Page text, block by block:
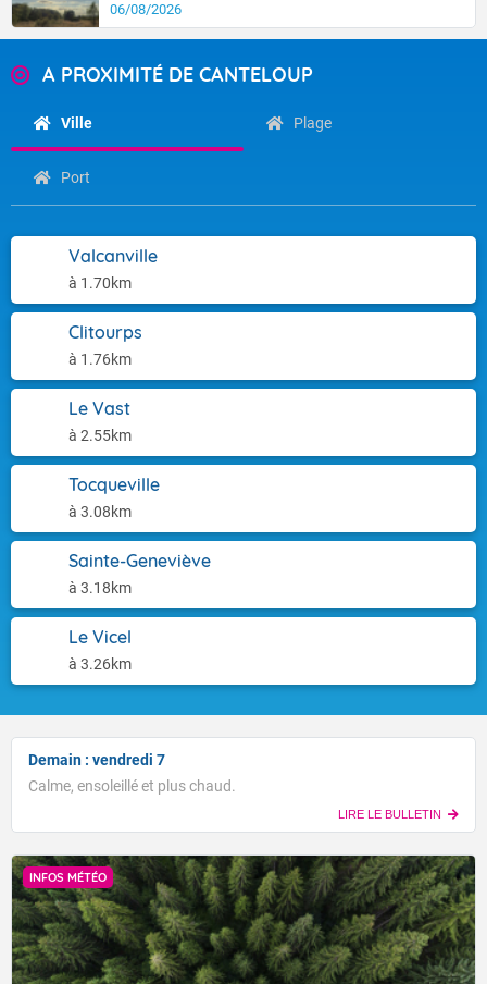
06/08/2026
A PROXIMITÉ DE CANTELOUP
Ville Plage
Port
Valcanville
à 1.70km
Clitourps
à 1.76km
Le Vast
à 2.55km
Tocqueville
à 3.08km
Sainte-Geneviève
à 3.18km
Le Vicel
à 3.26km
Demain : vendredi 7
Calme, ensoleillé et plus chaud.
LIRE LE BULLETIN
INFOS MÉTÉO